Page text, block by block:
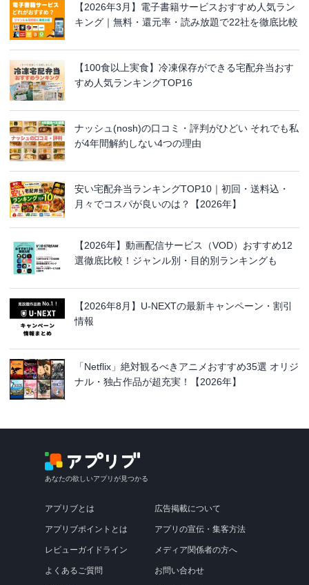
【2026年3月】電子書籍サービスおすすめ人気ラン
キング｜無料・還元率・読み放題で22社を徹底比較
【100食以上実食】冷凍保存ができる宅配弁当おす
すめ人気ランキングTOP16
ナッシュ(nosh)の口コミ・評判がひどい それでも私
が4年間解約しない4つの理由
安い宅配弁当ランキングTOP10｜初回・送料込・
月々でコスパが良いのは？【2026年】
【2026年】動画配信サービス（VOD）おすすめ12
選徹底比較！ジャンル別・目的別ランキングも
【2026年8月】U-NEXTの最新キャンペーン・割引
情報
「Netflix」絶対観るべきアニメおすすめ35選 オリジ
ナル・独占作品が超充実！【2026年】
あなたの欲しいアプリが見つかる
アプリブとは
アプリブポイントとは
レビューガイドライン
よくあるご質問
広告掲載について
アプリの宣伝・集客方法
メディア関係者の方へ
お問い合わせ